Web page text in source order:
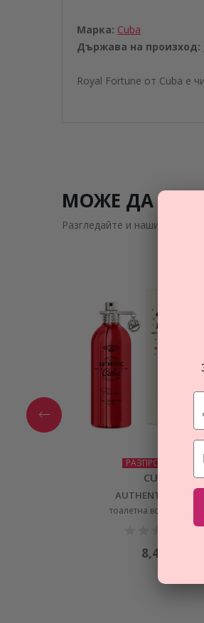
Марка: Cuba
Държава на произход:
Royal Fortune от Cuba е
МОЖЕ ДА ВИ
Разгледайте и нашите
РАЗПРОДАЖБА
CUBA
AUTHENTIC FLAME
тоалетна вода за мъже
8,43